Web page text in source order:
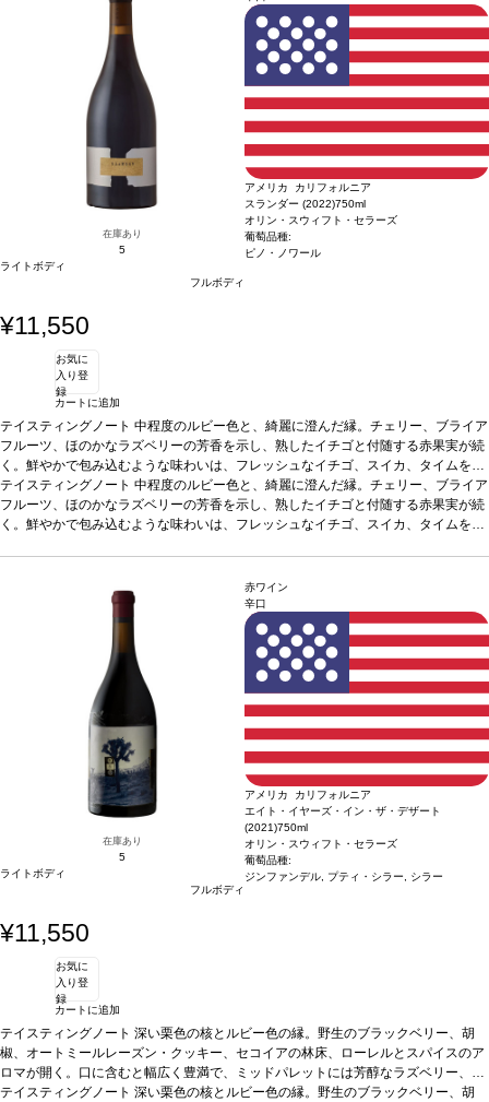
葡萄品種 ソーヴィニヨン・ブラン*本ヴィンテージが在庫切れの場
合、在庫があり価格が同様の場合は自動的に次のヴィンテージに変更されます、ご
在庫あり
5
ライトボディ
フルボディ
アメリカ カリフォルニア
スランダー (2022)750ml
オリン・スウィフト・セラーズ
葡萄品種:
ピノ・ノワール
¥11,550
お気に
入り登
録
カートに追加
テイスティングノート 中程度のルビー色と、綺麗に澄んだ縁。チェリー、ブライア
フルーツ、ほのかなラズベリーの芳香を示し、熟したイチゴと付随する赤果実が続
く。鮮やかで包み込むような味わいは、フレッシュなイチゴ、スイカ、タイムを含
み、生き生きとしている。後味はスパイスが効いていて、微かにブルー系果実の爽
快感も広がる。
合う料理ほぐしたポーク、ローストターキー、マッシュルームリゾットなどと好相
性葡萄品種ピノ・ノワール*本ヴィンテージが在庫切れの場合、在庫があり価格が
同様の場合は自動的に次のヴィンテージに変更されます、ご了承ください。
テイスティングノート 中程度のルビー色と、綺麗に澄んだ縁。チェリー、ブライア
フルーツ、ほのかなラズベリーの芳香を示し、熟したイチゴと付随する赤果実が続
く。鮮やかで包み込むような味わいは、フレッシュなイチゴ、スイカ、タイムを含
同様の場合は自動的に次のヴィンテージに変更されます、ご了承ください。
在庫あり
5
ライトボディ
フルボディ
赤ワイン
辛口
アメリカ カリフォルニア
エイト・イヤーズ・イン・ザ・デザート
(2021)750ml
オリン・スウィフト・セラーズ
葡萄品種:
ジンファンデル, プティ・シラー, シラー
¥11,550
お気に
入り登
録
カートに追加
テイスティングノート 深い栗色の核とルビー色の縁。野生のブラックベリー、胡
椒、オートミールレーズン・クッキー、セコイアの林床、ローレルとスパイスのア
ロマが開く。口に含むと幅広く豊満で、ミッドパレットには芳醇なラズベリー、ブ
ラックチェリー、熟したブルーベリーとほのかなカカオを感じる。長い余韻の見事
テイスティングノート 深い栗色の核とルビー色の縁。野生のブラックベリー、胡